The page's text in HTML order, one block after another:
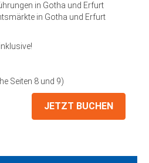
in Gotha und Erfurt
in Gotha und Erfurt
Seiten 8 und 9)
JETZT BUCHEN